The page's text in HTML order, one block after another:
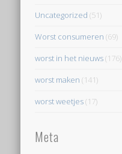
Uncategorized (51)
Worst consumeren (69)
worst in het nieuws(176)
worst maken (141)
worst weetjes(17)
Meta